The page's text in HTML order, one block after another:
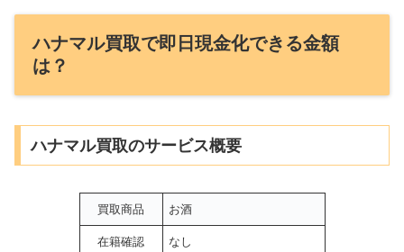
ハナマル買取で即日現金化できる金額
は？
ハナマル買取のサービス概要
買取商品 お酒
在籍確認 なし